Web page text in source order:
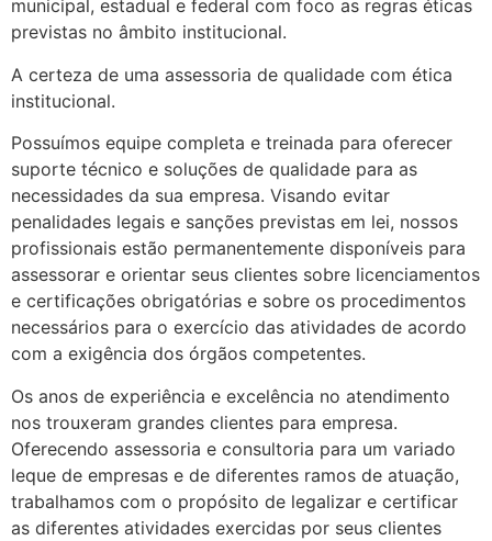
municipal, estadual e federal com foco as regras éticas
previstas no âmbito institucional.
A certeza de uma assessoria de qualidade com ética
institucional.
Possuímos equipe completa e treinada para oferecer
suporte técnico e soluções de qualidade para as
necessidades da sua empresa. Visando evitar
penalidades legais e sanções previstas em lei, nossos
profissionais estão permanentemente disponíveis para
assessorar e orientar seus clientes sobre licenciamentos
e certificações obrigatórias e sobre os procedimentos
necessários para o exercício das atividades de acordo
com a exigência dos órgãos competentes.
Os anos de experiência e excelência no atendimento
nos trouxeram grandes clientes para empresa.
Oferecendo assessoria e consultoria para um variado
leque de empresas e de diferentes ramos de atuação,
trabalhamos com o propósito de legalizar e certificar
as diferentes atividades exercidas por seus clientes